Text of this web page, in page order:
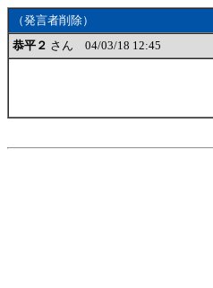
（発言者削除）
恭平２ さん 04/03/18 12:45